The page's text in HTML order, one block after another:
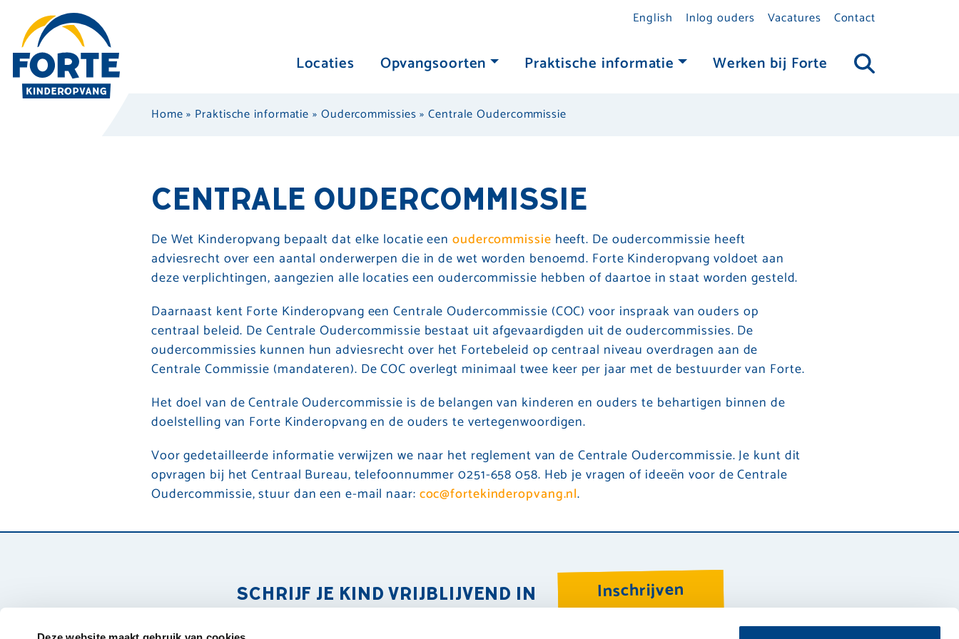
English Inlog ouders Vacatures Contact
Locaties Opvangsoorten Praktische informatie Werken bij Forte
Home» Praktische informatie » Oudercommissies»Centrale Oudercommissie
CENTRALE OUDERCOMMISSIE
De Wet Kinderopvang bepaalt dat elke locatie eenoudercommissie heeft. De oudercommissie heeft
adviesrecht over een aantal onderwerpen die in de wet worden benoemd. Forte Kinderopvang voldoet aan
deze verplichtingen, aangezien alle locaties een oudercommissie hebben of daartoe in staat worden gesteld.
Daarnaast kent Forte Kinderopvang een Centrale Oudercommissie (COC) voor inspraak van ouders op
centraal beleid. De Centrale Oudercommissie bestaat uit afgevaardigden uit de oudercommissies. De
oudercommissies kunnen hun adviesrecht over het Fortebeleid op centraal niveau overdragen aan de
Centrale Commissie (mandateren). De COC overlegt minimaal twee keer per jaar met de bestuurder van Forte.
Het doel van de Centrale Oudercommissie is de belangen van kinderen en ouders te behartigen binnen de
doelstelling van Forte Kinderopvang en de ouders te vertegenwoordigen.
Voor gedetailleerde informatie verwijzen we naar het reglement van de Centrale Oudercommissie. Je kunt dit
opvragen bij het Centraal Bureau, telefoonnummer 0251-658 058. Heb je vragen of ideeën voor de Centrale
Oudercommissie, stuur dan een e-mail naar: coc@fortekinderopvang.nl.
SCHRIJF JE KIND VRIJBLIJVEND IN Inschrijven